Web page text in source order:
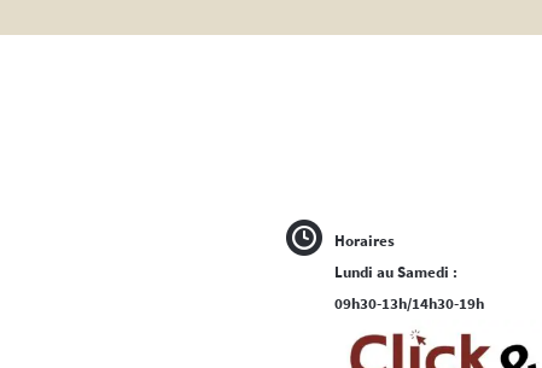
Horaires
Lundi au Samedi :
09h30-13h/14h30-19h